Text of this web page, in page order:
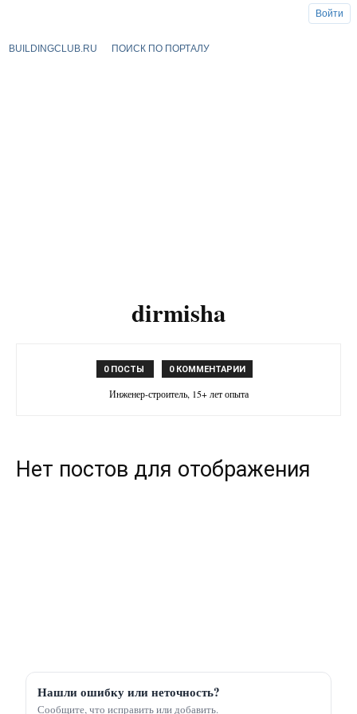
BUILDINGCLUB.RU ПОИСК ПО ПОРТАЛУ
dirmisha
0 ПОСТЫ 0 КОММЕНТАРИИ
Инженер-строитель, 15+ лет опыта
Нет постов для отображения
Нашли ошибку или неточность?
Сообщите, что исправить или добавить.
Войти